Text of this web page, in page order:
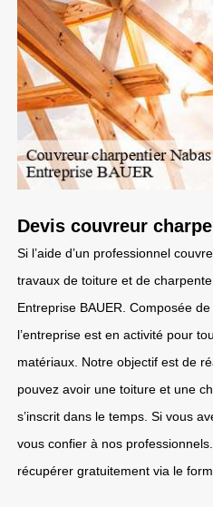
Devis couvreur
Si l’aide d’un professionnel
travaux de toiture et de
Entreprise BAUER. Composée
l’entreprise est en activité pour
matériaux. Notre objectif est de
pouvez avoir une toiture et une
s’inscrit dans le temps. Si vous
vous confier à nos
récupérer gratuitement via le